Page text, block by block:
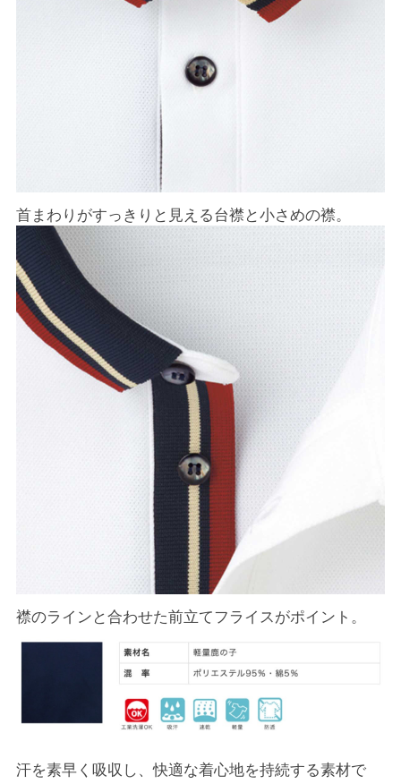
首まわりがすっきりと見える台襟と小さめの襟。
襟のラインと合わせた前立てフライスがポイント。
汗を素早く吸収し、快適な着心地を持続する素材で